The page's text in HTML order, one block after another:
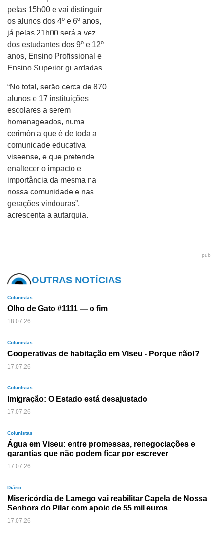
pelas 15h00 e vai distinguir
os alunos dos 4º e 6º anos,
já pelas 21h00 será a vez
dos estudantes dos 9º e 12º
anos, Ensino Profissional e
Ensino Superior guardadas.
“No total, serão cerca de 870
alunos e 17 instituições
escolares a serem
homenageados, numa
cerimónia que é de toda a
comunidade educativa
viseense, e que pretende
enaltecer o impacto e
importância da mesma na
nossa comunidade e nas
gerações vindouras”,
acrescenta a autarquia.
pub
OUTRAS NOTÍCIAS
Colunistas
Olho de Gato #1111 — o fim
18.07.26
Colunistas
Cooperativas de habitação em Viseu - Porque não!?
17.07.26
Colunistas
Imigração: O Estado está desajustado
17.07.26
Colunistas
Água em Viseu: entre promessas, renegociações e
garantias que não podem ficar por escrever
17.07.26
Diário
Misericórdia de Lamego vai reabilitar Capela de Nossa
Senhora do Pilar com apoio de 55 mil euros
17.07.26